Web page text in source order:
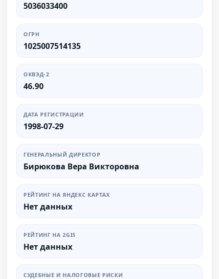
5036033400
ОГРН
1025007514135
ОКВЭД-2
46.90
ДАТА РЕГИСТРАЦИИ
1998-07-29
ГЕНЕРАЛЬНЫЙ ДИРЕКТОР
Бирюкова Вера Викторовна
РЕЙТИНГ НА ЯНДЕКС КАРТАХ
Нет данных
РЕЙТИНГ НА 2GIS
Нет данных
СУДЕБНЫЕ И НАЛОГОВЫЕ РИСКИ